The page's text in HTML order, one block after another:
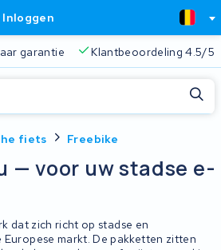
Inloggen
garantie Klantbeoordeling 4.5/5
fiets Freebike
— voor uw stadse e-
dat zich richt op stadse en
markt. De pakketten zitten
Altijd een passende oplossing 2
Sluiten
in de zoekbalk om te zoeken